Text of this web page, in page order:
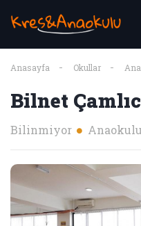
Anasayfa Okullar
Bilnet
Bilinmiyor Anaokulu